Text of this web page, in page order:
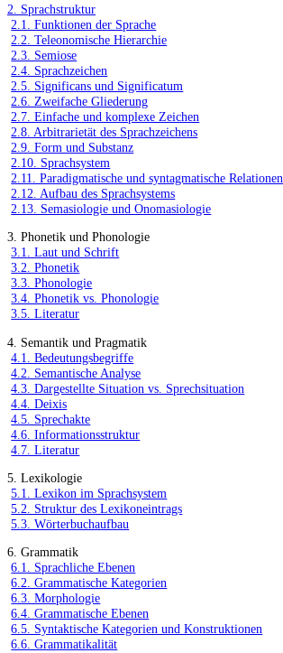
2. Sprachstruktur
2.1. Funktionen der Sprache
2.2. Teleonomische Hierarchie
2.3. Semiose
2.4. Sprachzeichen
2.5. Significans und Significatum
2.6. Zweifache Gliederung
2.7. Einfache und komplexe Zeichen
2.8. Arbitrarietät des Sprachzeichens
2.9. Form und Substanz
2.10. Sprachsystem
2.11. Paradigmatische und syntagmatische Relationen
2.12. Aufbau des Sprachsystems
2.13. Semasiologie und Onomasiologie
3. Phonetik und Phonologie
3.1. Laut und Schrift
3.2. Phonetik
3.3. Phonologie
3.4. Phonetik vs. Phonologie
3.5. Literatur
4. Semantik und Pragmatik
4.1. Bedeutungsbegriffe
4.2. Semantische Analyse
4.3. Dargestellte Situation vs. Sprechsituation
4.4. Deixis
4.5. Sprechakte
4.6. Informationsstruktur
4.7. Literatur
5. Lexikologie
5.1. Lexikon im Sprachsystem
5.2. Struktur des Lexikoneintrags
5.3. Wörterbuchaufbau
6. Grammatik
6.1. Sprachliche Ebenen
6.2. Grammatische Kategorien
6.3. Morphologie
6.4. Grammatische Ebenen
6.5. Syntaktische Kategorien und Konstruktionen
6.6. Grammatikalität